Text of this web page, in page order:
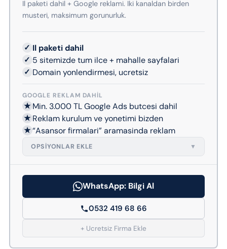
Il paketi dahil + Google reklami. Iki kanaldan birden
musteri, maksimum gorunurluk.
✓ Il paketi dahil
✓ 5 sitemizde tum ilce + mahalle sayfalari
✓ Domain yonlendirmesi, ucretsiz
GOOGLE REKLAM DAHIL
★ Min. 3.000 TL Google Ads butcesi dahil
★ Reklam kurulum ve yonetimi bizden
★“Asansor firmalari” aramasinda reklam
OPSIYONLAR EKLE ▼
WhatsApp: Bilgi Al
0532 419 68 66
+ Ucretsiz Firma Ekle